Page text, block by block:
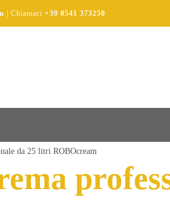
| Chiamaci +39 0541 373250
da 25 litri ROBOcream